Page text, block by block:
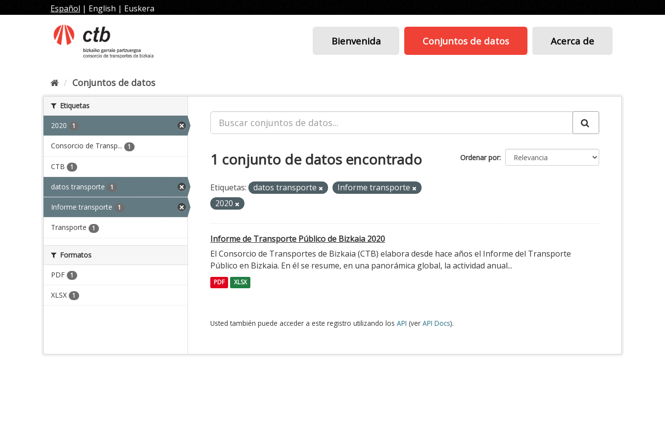
al
Español | English | Euskera
Bienvenida Conjuntos de datos Acerca de
Conjuntos de datos
Etiquetas
2020 1
Consorcio de Transp... 1
CTB 1
datos transporte 1
Informe transporte 1
Transporte 1
Formatos
PDF 1
XLSX 1
Ordenar por
1 conjunto de datos encontrado
Etiquetas: datos transporte
Informe transporte
2020
Informe de Transporte Público de Bizkaia 2020
El Consorcio de Transportes de Bizkaia (CTB) elabora desde hace años el Informe del Transporte
Público en Bizkaia. En él se resume, en una panorámica global, la actividad anual...
PDF XLSX
Usted también puede acceder a este registro utilizando los API (ver API Docs).